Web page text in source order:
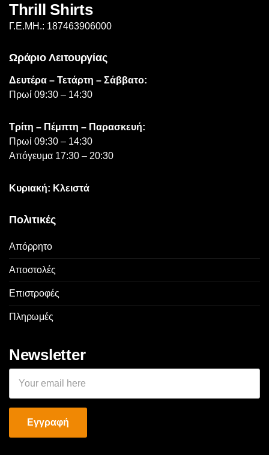
Thrill Shirts
Γ.Ε.ΜΗ.: 187463906000
Ωράριο Λειτουργίας
Δευτέρα – Τετάρτη – Σάββατο:
Πρωί 09:30 – 14:30
Τρίτη – Πέμπτη – Παρασκευή:
Πρωί 09:30 – 14:30
Απόγευμα 17:30 – 20:30
Κυριακή: Κλειστά
Πολιτικές
Απόρρητο
Αποστολές
Επιστροφές
Πληρωμές
Newsletter